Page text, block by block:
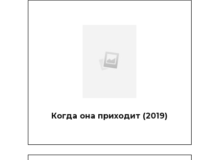
Когда она приходит (2019)